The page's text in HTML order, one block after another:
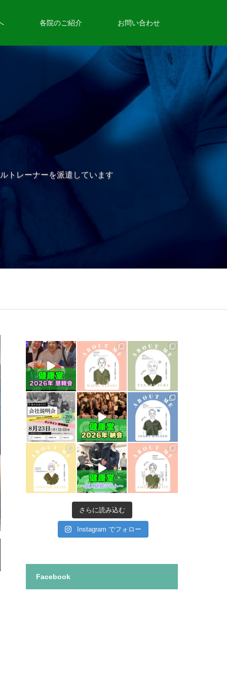
各院のご紹介 お問い合わせ
トレーナーを派遣しています
さらに読み込む
Instagram でフォロー
Facebook